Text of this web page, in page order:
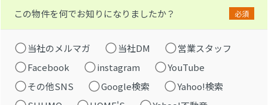
この物件を何でお知りになりましたか？ 必須
当社のメルマガ 当社DM
営業スタッフ
Facebook
instagram
YouTube
その他SNS
Google検索
Yahoo!検索